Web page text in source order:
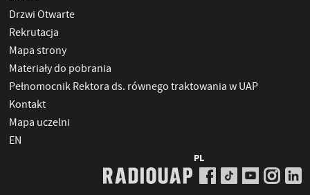
Drzwi Otwarte
Rekrutacja
Mapa strony
Materiały do pobrania
Pełnomocnik Rektora ds. równego traktowania w UAP
Kontakt
Mapa uczelni
EN
PL